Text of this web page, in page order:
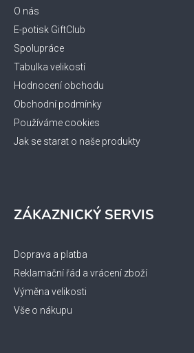
O nás
E-potisk GiftClub
Spolupráce
Tabulka velikostí
Hodnocení obchodu
Obchodní podmínky
Používáme cookies
Jak se starat o naše produkty
ZÁKAZNICKÝ SERVIS
Doprava a platba
Reklamační řád a vrácení zboží
Výměna velikosti
Vše o nákupu